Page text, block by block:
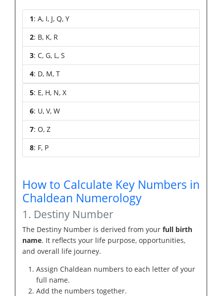
1: A, I, J, Q, Y
2: B, K, R
3: C, G, L, S
4: D, M, T
5: E, H, N, X
6: U, V, W
7: O, Z
8: F, P
How to Calculate Key Numbers in
Chaldean Numerology
1. Destiny Number
The Destiny Number is derived from your full birth
name. It reflects your life purpose, opportunities,
and overall life journey.
Assign Chaldean numbers to each letter of your
full name.
Add the numbers together.